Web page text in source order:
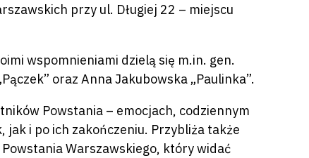
przy ul. Długiej 22 – miejscu
wspomnieniami dzielą się m.in. gen.
oraz Anna Jakubowska „Paulinka”.
Powstania – emocjach, codziennym
i po ich zakończeniu. Przybliża także
Warszawskiego, który widać